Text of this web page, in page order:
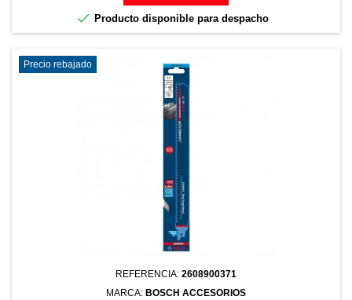
 Producto disponible para despacho
Precio rebajado
REFERENCIA: 2608900371
MARCA: BOSCH ACCESORIOS